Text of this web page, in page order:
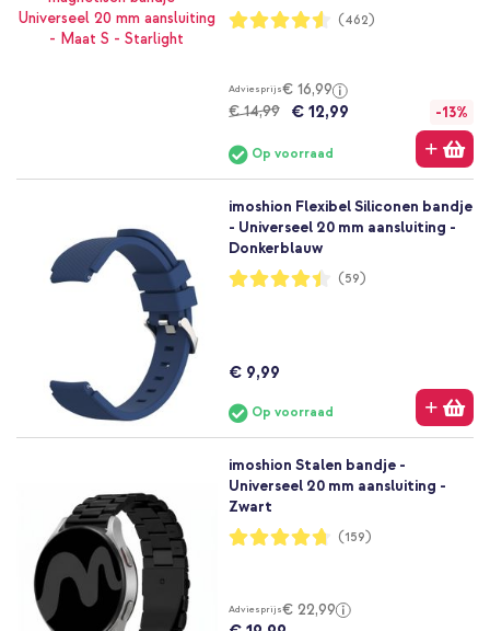
Waardering:
91%
(462)
Adviesprijs€ 16,99
€ 14,99
€ 12,99 -13%
Op voorraad
imoshion Flexibel Siliconen bandje
- Universeel 20 mm aansluiting -
Donkerblauw
Waardering:
89%
(59)
€ 9,99
Op voorraad
imoshion Stalen bandje -
Universeel 20 mm aansluiting -
Zwart
Waardering:
94%
(159)
Adviesprijs€ 22,99